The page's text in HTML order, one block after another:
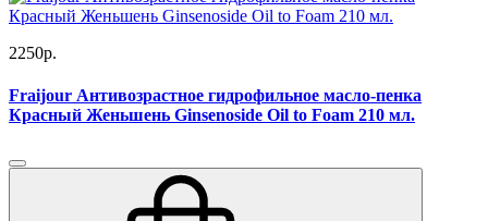
2250р.
Fraijour Антивозрастное гидрофильное масло-пенка
Красный Женьшень Ginsenoside Oil to Foam 210 мл.